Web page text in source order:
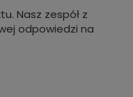
Nasz zespół z
odpowiedzi na